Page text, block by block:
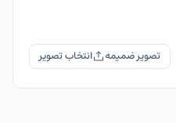
تصویر ضمیمه